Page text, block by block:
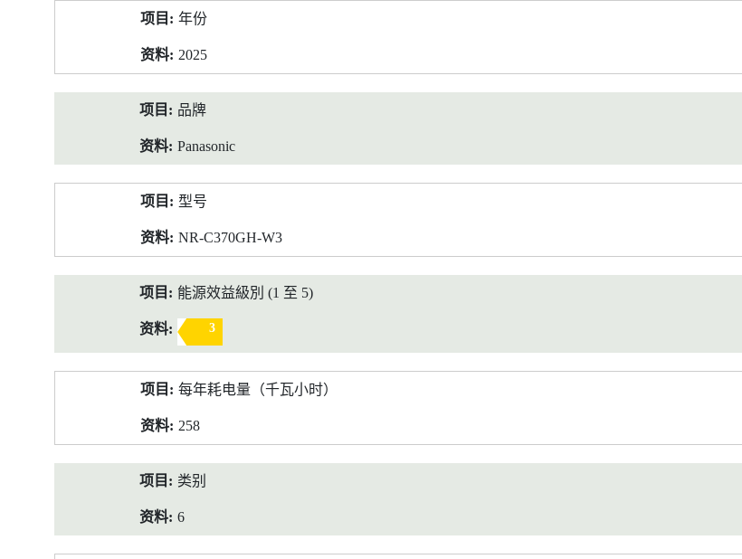
年份
2025
品牌
Panasonic
型号
NR-C370GH-W3
能源效益級別 (1 至 5)
3
每年耗电量（千瓦小时）
258
类别
6